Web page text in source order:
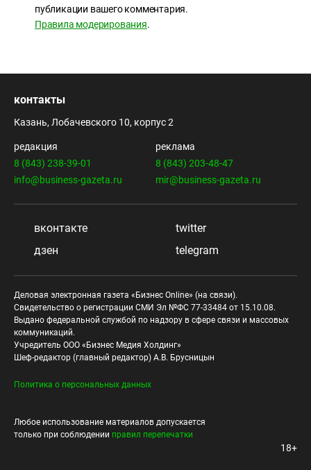
публикации вашего комментария.
Правила модерирования.
контакты
Казань, Лобачевского 10, корпус 2
редакция
8 (843) 238-39-01
info@business-gazeta.ru
реклама
8 (843) 203-48-47
mir@business-gazeta.ru
вконтакте
twitter
дзен
telegram
Деловая электронная газета «Бизнес Online» (на связи).
Свидетельство о регистрации СМИ Эл №ФС 77-33484 от 15.10.08.
Выдано федеральной службой по надзору в сфере связи и массовых
коммуникаций.
Учредитель ООО «Бизнес Медия Холдинг»
Шеф-редактор (главный редактор) А.В. Брусницын
Политика о персональных данных
Любое использование материалов допускается
только при соблюдении правил перепечатки
18+